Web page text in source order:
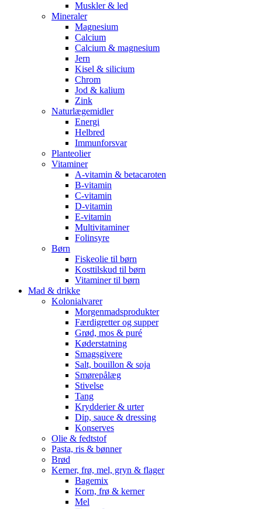
Muskler & led
Mineraler
Magnesium
Calcium
Calcium & magnesium
Jern
Kisel & silicium
Chrom
Jod & kalium
Zink
Naturlægemidler
Energi
Helbred
Immunforsvar
Planteolier
Vitaminer
A-vitamin & betacaroten
B-vitamin
C-vitamin
D-vitamin
E-vitamin
Multivitaminer
Folinsyre
Børn
Fiskeolie til børn
Kosttilskud til børn
Vitaminer til børn
Mad & drikke
Kolonialvarer
Morgenmadsprodukter
Færdigretter og supper
Grød, mos & puré
Køderstatning
Smagsgivere
Salt, bouillon & soja
Smørepålæg
Stivelse
Tang
Krydderier & urter
Dip, sauce & dressing
Konserves
Olie & fedtstof
Pasta, ris & bønner
Brød
Kerner, frø, mel, gryn & flager
Bagemix
Korn, frø & kerner
Mel